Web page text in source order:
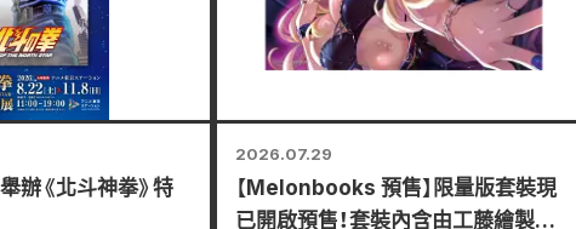
辦《北斗神拳》特
2026.07.29
【Melonbooks 預售】限量版套裝現
已開啟預售！套裝內含由工藤繪製的